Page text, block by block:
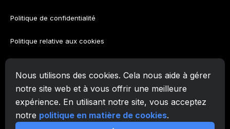
Nous utilisons des cookies. Cela nous aide à gérer
notre site web et à vous offrir une meilleure
expérience. En utilisant notre site, vous acceptez
notre politique en matière de cookies.
Politique de confidentialité
Politique relative aux cookies
Conditions d’utilisation